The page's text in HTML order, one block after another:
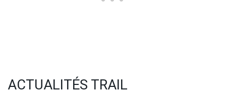
ACTUALITÉS TRAIL